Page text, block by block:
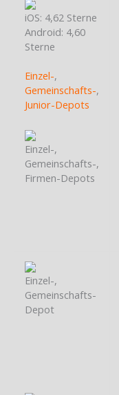
iOS: 4,62 Sterne
Android: 4,60
Sterne
Einzel-,
Gemeinschafts-,
Junior-Depots
Einzel-,
Gemeinschafts-,
Firmen-Depots
Einzel-,
Gemeinschafts-
Depot